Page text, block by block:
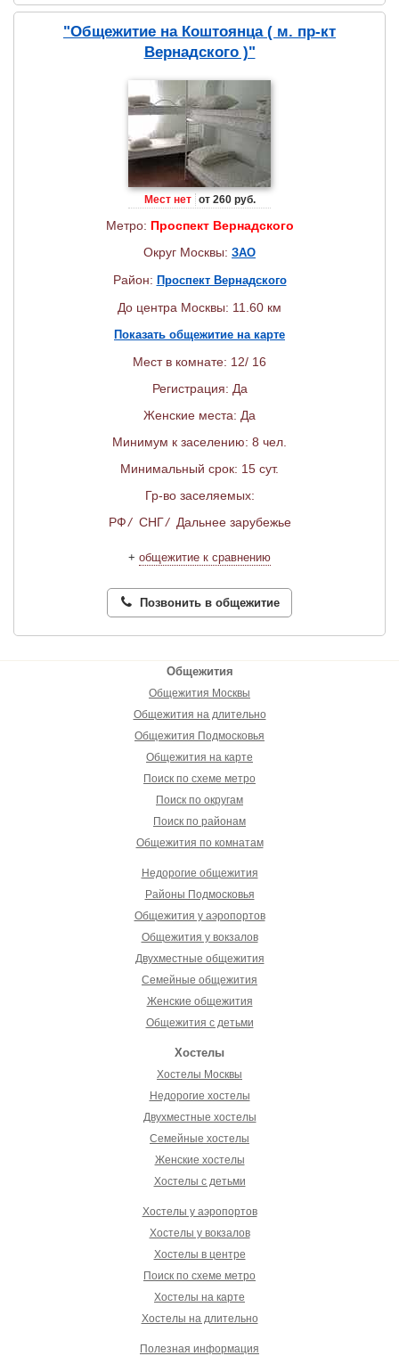
"Общежитие на Коштоянца ( м. пр-кт
Вернадского )"
Мест нет от 260 руб.
Метро: Проспект Вернадского
Округ Москвы: ЗАО
Район: Проспект Вернадского
До центра Москвы: 11.60 км
Показать общежитие на карте
Мест в комнате: 12/ 16
Регистрация: Да
Женские места: Да
Минимум к заселению: 8 чел.
Минимальный срок: 15 сут.
Гр-во заселяемых:
РФ/ СНГ/ Дальнее зарубежье
+ общежитие к сравнению
Позвонить в общежитие
Общежития
Общежития Москвы
Общежития на длительно
Общежития Подмосковья
Общежития на карте
Поиск по схеме метро
Поиск по округам
Поиск по районам
Общежития по комнатам
Недорогие общежития
Районы Подмосковья
Общежития у аэропортов
Общежития у вокзалов
Двухместные общежития
Семейные общежития
Женские общежития
Общежития с детьми
Хостелы
Хостелы Москвы
Недорогие хостелы
Двухместные хостелы
Семейные хостелы
Женские хостелы
Хостелы с детьми
Хостелы у аэропортов
Хостелы у вокзалов
Хостелы в центре
Поиск по схеме метро
Хостелы на карте
Хостелы на длительно
Полезная информация